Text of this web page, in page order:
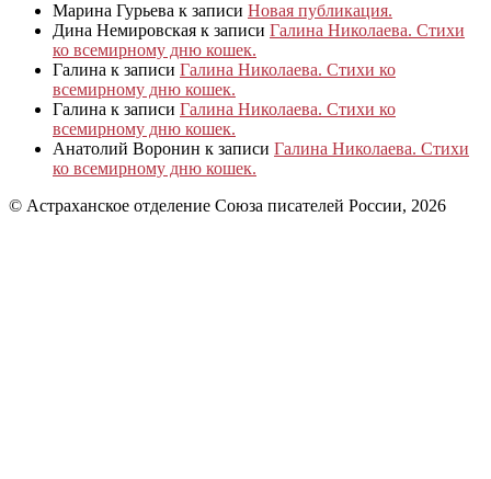
Марина Гурьева к записи Новая публикация.
Дина Немировская к записи Галина Николаева. Стихи
ко всемирному дню кошек.
Галина к записи Галина Николаева. Стихи ко
всемирному дню кошек.
Галина к записи Галина Николаева. Стихи ко
всемирному дню кошек.
Анатолий Воронин к записи Галина Николаева. Стихи
ко всемирному дню кошек.
© Астраханское отделение Союза писателей России, 2026